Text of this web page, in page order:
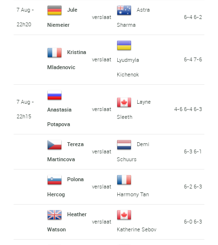
7 Aug -
22h20
Jule
Niemeier
verslaat
Astra
Sharma
6-4 6-2
Kristina
Mladenovic
verslaat
Lyudmyla
Kichenok
6-4 7-6
7 Aug -
22h15
Anastasia
Potapova
verslaat
Layne
Sleeth
4-6 6-4 6-3
Tereza
Martincova
verslaat
Demi
Schuurs
6-3 6-1
Polona
Hercog
verslaat
Harmony Tan
6-2 6-3
Heather
Watson
verslaat
Katherine Sebov
6-0 6-3